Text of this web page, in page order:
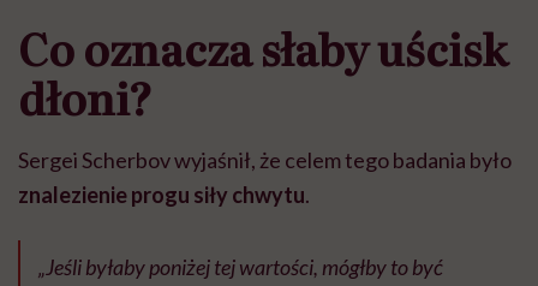
Co oznacza słaby uścisk
dłoni?
Sergei Scherbov wyjaśnił, że celem tego badania było
znalezienie progu siły chwytu.
„Jeśli byłaby poniżej tej wartości, mógłby to być